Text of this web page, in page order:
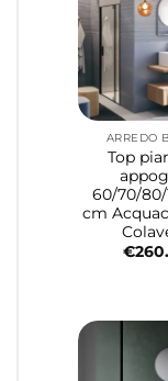
ARREDO
Top
60/70/80/
cm
€